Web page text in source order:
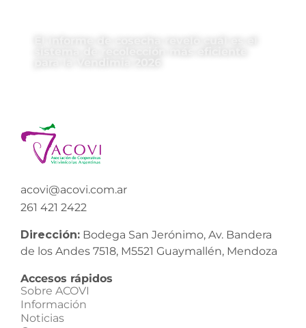
acovi@acovi.com.ar
261 421 2422
Dirección: Bodega San Jerónimo, Av. Bandera
de los Andes 7518, M5521 Guaymallén, Mendoza
Accesos rápidos
Sobre ACOVI
Información
Noticias